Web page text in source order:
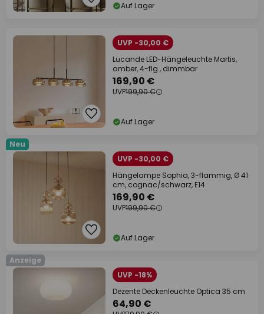
Auf Lager
UVP -30,00 €
Lucande LED-Hängeleuchte Martis,
amber, 4-flg., dimmbar
169,90 €
UVP199,90 €
Auf Lager
Neu
UVP -30,00 €
Hängelampe Sophia, 3-flammig, Ø 41
cm, cognac/schwarz, E14
169,90 €
UVP199,90 €
Auf Lager
Anzeige
UVP -18%
Dezente Deckenleuchte Optica 35 cm
64,90 €